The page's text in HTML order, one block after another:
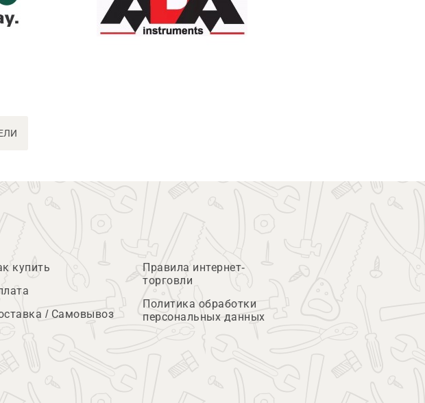
купить
/ Самовывоз
Правила интернет-
торговли
Политика обработки
персональных данных